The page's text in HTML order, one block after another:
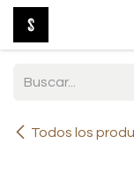
Ir al contenido
Todos los